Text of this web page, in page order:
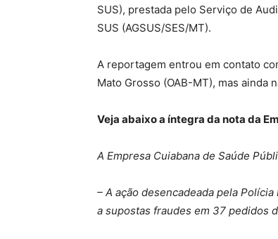
SUS), prestada pelo Serviço de
SUS (AGSUS/SES/MT).
A reportagem entrou em contato
Mato Grosso (OAB-MT), mas ainda
Veja abaixo a íntegra da nota da
A Empresa Cuiabana de Saúde
– A ação desencadeada pela
a supostas fraudes em 37 pedidos